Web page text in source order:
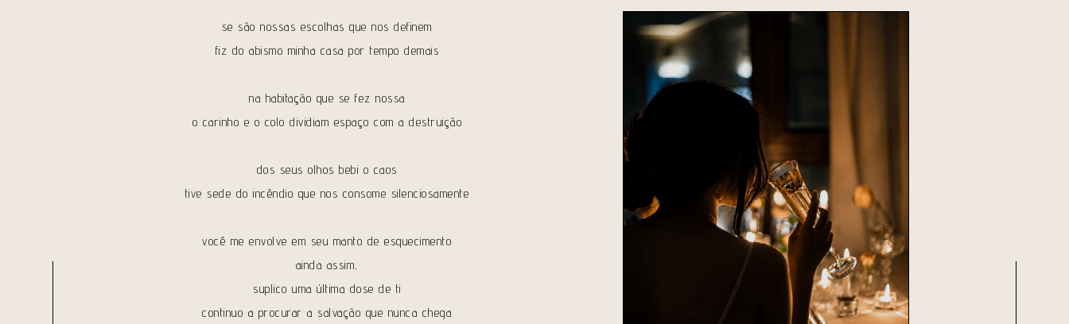
se são nossas escolhas que nos definem
fiz do abismo minha casa por tempo demais
na habitação que se fez nossa
o carinho e o colo dividiam espaço com a destruição
dos seus olhos bebi o caos
tive sede do incêndio que nos consome silenciosamente
você me envolve em seu manto de esquecimento
ainda assim,
suplico uma última dose de ti
continuo a procurar a salvação que nunca chega